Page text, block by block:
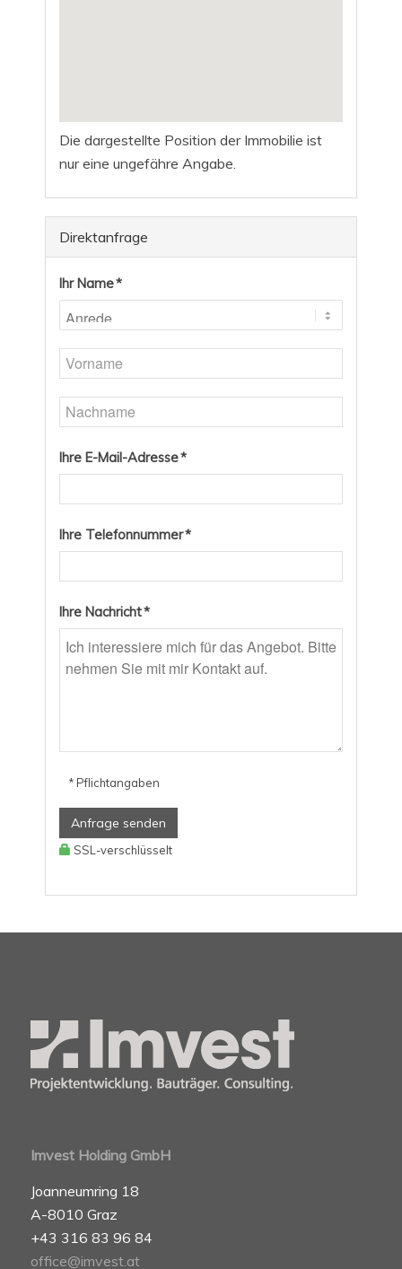
Die dargestellte Position der Immobilie ist
nur eine ungefähre Angabe.
Direktanfrage
Ihr Name *
Ihre E-Mail-Adresse *
Ihre Telefonnummer *
Ihre Nachricht *
* Pflichtangaben
Anfrage senden
SSL-verschlüsselt
Imvest Holding GmbH
Joanneumring 18
A-8010 Graz
+43 316 83 96 84
office@imvest.at